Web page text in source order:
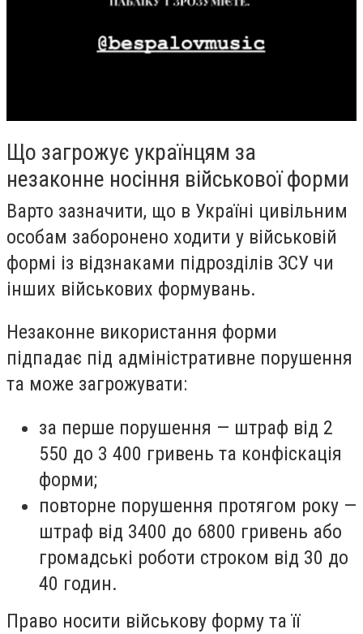
Що загрожує українцям за
незаконне носіння військової форми
Варто зазначити, що в Україні цивільним
особам заборонено ходити у військовій
формі із відзнаками підрозділів ЗСУ чи
інших військових формувань.
Незаконне використання форми
підпадає під адміністративне порушення
та може загрожувати:
за перше порушення — штраф від 2
550 до 3 400 гривень та конфіскація
форми;
повторне порушення протягом року —
штраф від 3400 до 6800 гривень або
громадські роботи строком від 30 до
40 годин.
Право носити військову форму та її